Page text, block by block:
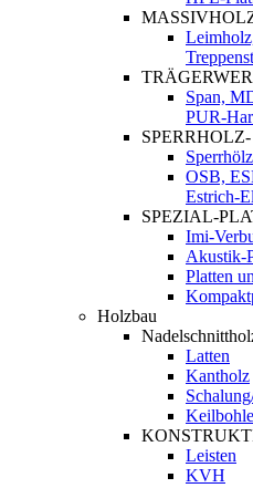
Span,
PUR-
OSB,
Estrich-
SPEZIAL-
Imi-
Akustik-
Platten
Holzbau
Latten
Kantholz
Leisten
KVH